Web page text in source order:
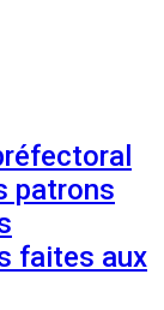
patrons
faites aux